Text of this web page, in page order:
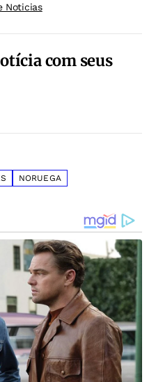
Noticias
com seus
NORUEGA